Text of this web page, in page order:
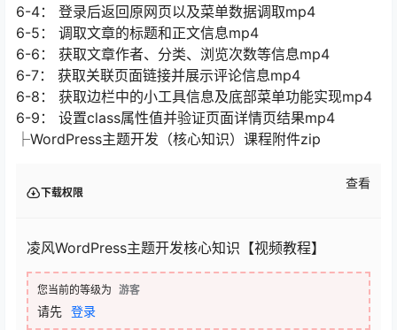
6-4： 登录后返回原网页以及菜单数据调取mp4
6-5： 调取文章的标题和正文信息mp4
6-6： 获取文章作者、分类、浏览次数等信息mp4
6-7： 获取关联页面链接并展示评论信息mp4
6-8： 获取边栏中的小工具信息及底部菜单功能实现mp4
6-9： 设置class属性值并验证页面详情页结果mp4
├WordPress主题开发（核心知识）课程附件zip
下载权限
查看
凌风WordPress主题开发核心知识【视频教程】
您当前的等级为 游客
请先 登录